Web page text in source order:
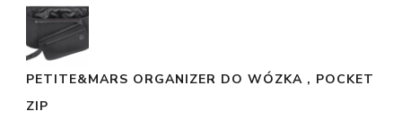
PETITE&MARS ORGANIZER DO WÓZKA , POCKET
ZIP